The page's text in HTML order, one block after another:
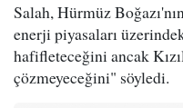
Salah, Hürmüz
enerji piyasaları
hafifleteceğini ancak
çözmeyeceğini" söyledi.